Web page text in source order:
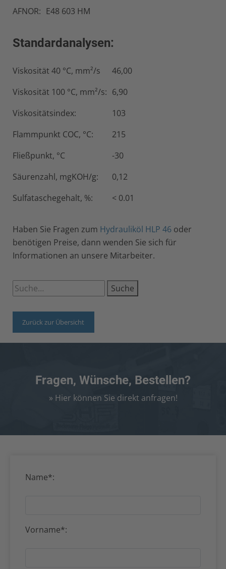
AFNOR: E48 603 HM
Standardanalysen:
Viskosität 40 °C, mm²/s
46,00
Viskosität 100 °C, mm²/s: 6,90
Viskositätsindex:
103
Flammpunkt COC, °C:
215
Fließpunkt, °C
-30
Säurenzahl, mgKOH/g:
0,12
Sulfataschegehalt, %:
< 0.01
Haben Sie Fragen zum Hydrauliköl HLP 46 oder
benötigen Preise, dann wenden Sie sich für
Informationen an unsere Mitarbeiter.
Suche
Zurück zur Übersicht
Fragen, Wünsche, Bestellen?
» Hier können Sie direkt anfragen!
Name*:
Vorname*: